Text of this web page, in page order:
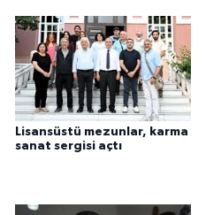
Lisansüstü mezunlar, karma
sanat sergisi açtı